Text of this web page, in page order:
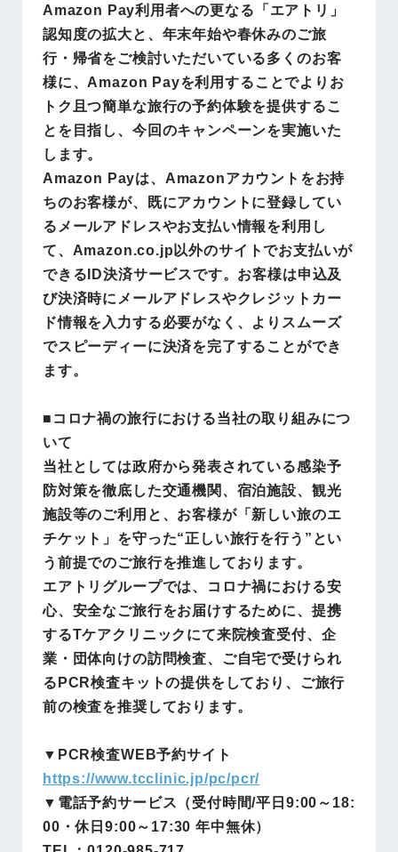
す。
・国内航空券+ホテル(エアトリプラス)、国内ツアー、海
外航空券+ホテル、海外ホテル、海外ツアー、新幹線＋
線、レンタカー、キャンプ、Wi-Fiは本キャンペーンの
す。
・ご購入された航空券またはホテルをキャンセルすると
ンは適用されません。
・本キャンペーンは株式会社エアトリによる提供です。
ンについてのお問い合わせは Amazonではお受けしてお
・本キャンペーンは予告なしに変更･終了する場合がご
Amazon Pay利用者への更なる「エアトリ」
認知度の拡大と、年末年始や春休みのご旅
行・帰省をご検討いただいている多くのお客
様に、Amazon Payを利用することでよりお
トク且つ簡単な旅行の予約体験を提供するこ
とを目指し、今回のキャンペーンを実施いた
します。
Amazon Payは、Amazonアカウントをお持
ちのお客様が、既にアカウントに登録してい
るメールアドレスやお支払い情報を利用し
て、Amazon.co.jp以外のサイトでお支払いが
できるID決済サービスです。お客様は申込及
び決済時にメールアドレスやクレジットカー
ド情報を入力する必要がなく、よりスムーズ
でスピーディーに決済を完了することができ
ます。
■コロナ禍の旅行における当社の取り組みにつ
いて
当社としては政府から発表されている感染予
防対策を徹底した交通機関、宿泊施設、観光
施設等のご利用と、お客様が「新しい旅のエ
チケット」を守った“正しい旅行を行う”とい
う前提でのご旅行を推進しております。
エアトリグループでは、コロナ禍における安
心、安全なご旅行をお届けするために、提携
するTケアクリニックにて来院検査受付、企
業・団体向けの訪問検査、ご自宅で受けられ
るPCR検査キットの提供をしており、ご旅行
前の検査を推奨しております。
▼PCR検査WEB予約サイト
https://www.tcclinic.jp/pc/pcr/
▼電話予約サービス（受付時間/平日9:00～18:
00・休日9:00～17:30 年中無休）